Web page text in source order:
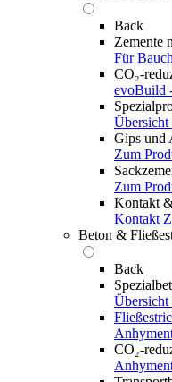
Back
Zemente
Für
CO₂-
evoBuild
Übersicht
Gips und
Zum
Zum
Kontakt
Kontakt
Beton &
Back
Übersicht
CO₂-